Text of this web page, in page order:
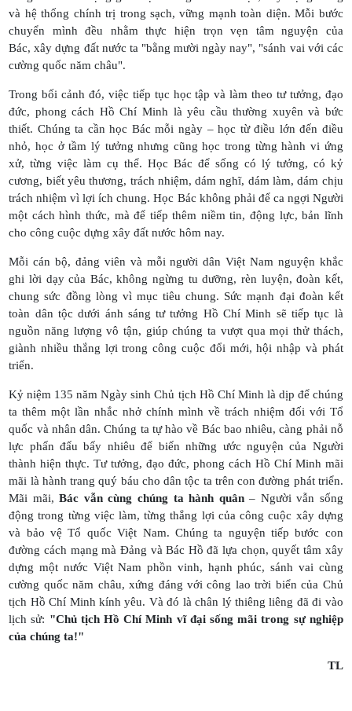
và hệ thống chính trị trong sạch, vững mạnh toàn diện. Mỗi bước
chuyển mình đều nhằm thực hiện trọn vẹn tâm nguyện của
Bác, xây dựng đất nước ta "bằng mười ngày nay", "sánh vai với các
cường quốc năm châu".
Trong bối cảnh đó, việc tiếp tục học tập và làm theo tư tưởng, đạo
đức, phong cách Hồ Chí Minh là yêu cầu thường xuyên và bức
thiết. Chúng ta cần học Bác mỗi ngày – học từ điều lớn đến điều
nhỏ, học ở tầm lý tưởng nhưng cũng học trong từng hành vi ứng
xử, từng việc làm cụ thể. Học Bác để sống có lý tưởng, có kỷ
cương, biết yêu thương, trách nhiệm, dám nghĩ, dám làm, dám chịu
trách nhiệm vì lợi ích chung. Học Bác không phải để ca ngợi Người
một cách hình thức, mà để tiếp thêm niềm tin, động lực, bản lĩnh
cho công cuộc dựng xây đất nước hôm nay.
Mỗi cán bộ, đảng viên và mỗi người dân Việt Nam nguyện khắc
ghi lời dạy của Bác, không ngừng tu dưỡng, rèn luyện, đoàn kết,
chung sức đồng lòng vì mục tiêu chung. Sức mạnh đại đoàn kết
toàn dân tộc dưới ánh sáng tư tưởng Hồ Chí Minh sẽ tiếp tục là
nguồn năng lượng vô tận, giúp chúng ta vượt qua mọi thử thách,
giành nhiều thắng lợi trong công cuộc đổi mới, hội nhập và phát
triển.
Kỷ niệm 135 năm Ngày sinh Chủ tịch Hồ Chí Minh là dịp để chúng
ta thêm một lần nhắc nhở chính mình về trách nhiệm đối với Tổ
quốc và nhân dân. Chúng ta tự hào về Bác bao nhiêu, càng phải nỗ
lực phấn đấu bấy nhiêu để biến những ước nguyện của Người
thành hiện thực. Tư tưởng, đạo đức, phong cách Hồ Chí Minh mãi
mãi là hành trang quý báu cho dân tộc ta trên con đường phát triển.
Mãi mãi,Bác vẫn cùng chúng ta hành quân– Người vẫn sống
động trong từng việc làm, từng thắng lợi của công cuộc xây dựng
và bảo vệ Tổ quốc Việt Nam. Chúng ta nguyện tiếp bước con
đường cách mạng mà Đảng và Bác Hồ đã lựa chọn, quyết tâm xây
dựng một nước Việt Nam phồn vinh, hạnh phúc, sánh vai cùng
cường quốc năm châu, xứng đáng với công lao trời biển của Chủ
tịch Hồ Chí Minh kính yêu. Và đó là chân lý thiêng liêng đã đi vào
lịch sử: "Chủ tịch Hồ Chí Minh vĩ đại sống mãi trong sự nghiệp
của chúng ta!"
TL